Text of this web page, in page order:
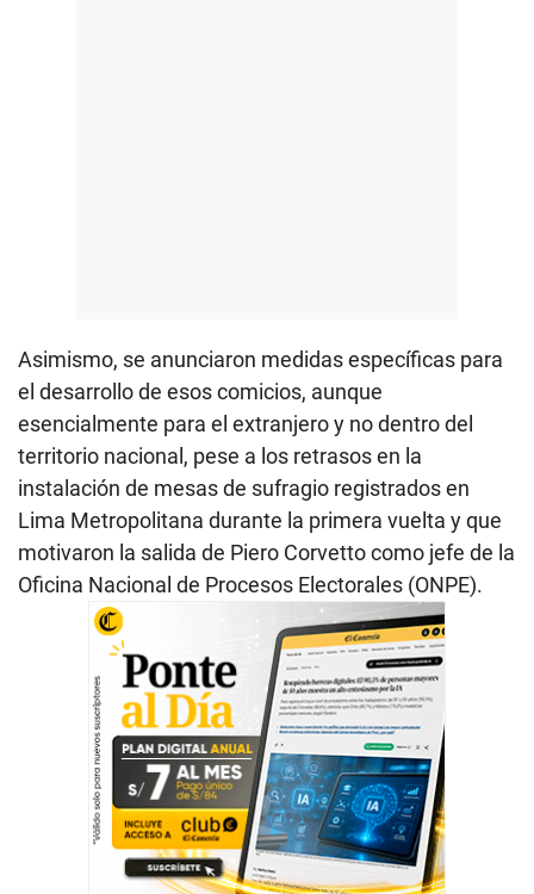
Asimismo, se anunciaron medidas específicas para
el desarrollo de esos comicios, aunque
esencialmente para el extranjero y no dentro del
territorio nacional, pese a los retrasos en la
instalación de mesas de sufragio registrados en
Lima Metropolitana durante la primera vuelta y que
motivaron la salida de Piero Corvetto como jefe de la
Oficina Nacional de Procesos Electorales (ONPE).